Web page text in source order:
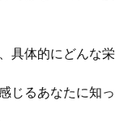
具体的にどんな
じるあなたに知